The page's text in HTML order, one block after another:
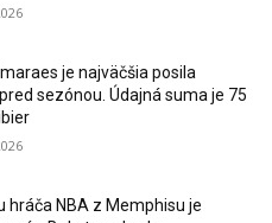
je najväčšia posila
sezónou. Údajná suma je 75
hráča NBA z Memphisu je